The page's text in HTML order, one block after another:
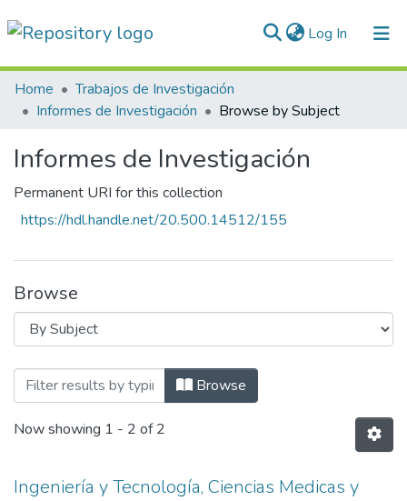
Log In (current)
Communities & Collections
All of DSpace
Normativas
Home
Trabajos de Investigación
Informes de Investigación
Browse by Subject
Informes de Investigación
Permanent URI for this collection
https://hdl.handle.net/20.500.14512/155
Browse
Browsing Informes de Investigación by
Browse
Now showing 1 - 2 of 2
Ingeniería y Tecnología, Ciencias Medicas y